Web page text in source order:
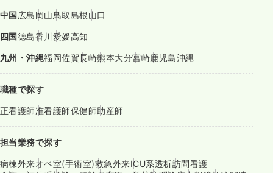
中国広島岡山鳥取島根山口
四国徳島香川愛媛高知
九州・沖縄福岡佐賀長崎熊本大分宮崎鹿児島沖縄
職種で探す
正看護師准看護師保健師助産師
担当業務で探す
病棟外来オペ室(手術室)救急外来ICU系透析訪問看護